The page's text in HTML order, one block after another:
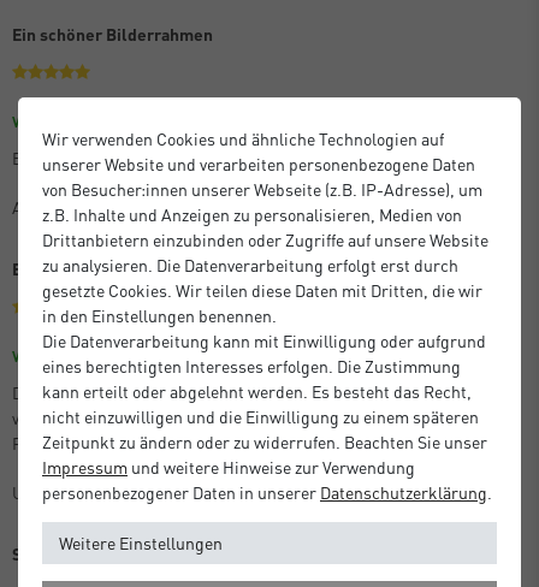
Ein schöner Bilderrahmen
Verifizierter Kauf
Es ist praktisch und schön, wenn auch etwas teuer.
Anton M.
Beste Qualität
Verifizierter Kauf Größe: 21 x 29,7 cm (A4)
Farbe: Silber Matt
Die bestellten Artikel entsprachen der Beschreibung, kamen perfekt
verpackt und sehr schnell an. Ganz hervorragende Qualität der
Produkte!
Unbekannt
Schon der 10. Alpha
Wir verwenden Cookies und ähnliche Technologien auf
unserer Website und verarbeiten personenbezogene Daten
von Besucher:innen unserer Webseite (z.B. IP-Adresse), um
z.B. Inhalte und Anzeigen zu personalisieren, Medien von
Drittanbietern einzubinden oder Zugriffe auf unsere Website
zu analysieren. Die Datenverarbeitung erfolgt erst durch
gesetzte Cookies. Wir teilen diese Daten mit Dritten, die wir
in den Einstellungen benennen.
Die Datenverarbeitung kann mit Einwilligung oder aufgrund
eines berechtigten Interesses erfolgen. Die Zustimmung
kann erteilt oder abgelehnt werden. Es besteht das Recht,
nicht einzuwilligen und die Einwilligung zu einem späteren
Zeitpunkt zu ändern oder zu widerrufen. Beachten Sie unser
Impressum und weitere Hinweise zur Verwendung
personenbezogener Daten in unserer Daten­schutz­erklärung
Weitere Einstellungen